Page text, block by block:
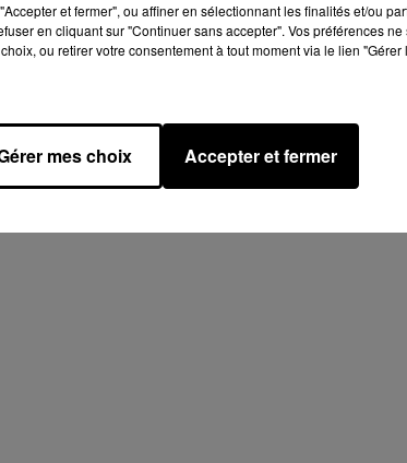
et fermer", ou affiner en sélectionnant les finalités et/ou
en cliquant sur "Continuer sans accepter". Vos préférences
ou retirer votre consentement à tout moment via le lien
mes choix Accepter et fermer